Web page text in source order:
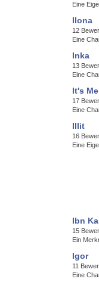
Eine
Ilona
12
Eine
Inka
13
Eine
It's Me
17
Eine
Illit
16
Eine
Ibn
15
Ein
Igor
11
Eine